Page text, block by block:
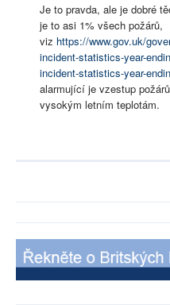
Je to pravda, ale je dobré
je to asi 1% všech požárů,
viz https://www.gov.uk/
incident-statistics-year-
incident-statistics-year-
alarmující je vzestup
vysokým letním teplotám.